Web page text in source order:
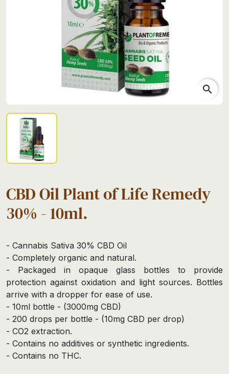
search
CBD Oil Plant of Life Remedy
30% - 10ml.
- Cannabis Sativa 30% CBD Oil
- Completely organic and natural.
- Packaged in opaque glass bottles to provide
protection against oxidation and light sources. Bottles
arrive with a dropper for ease of use.
- 10ml bottle - (3000mg CBD)
- 200 drops per bottle - (10mg CBD per drop)
- CO2 extraction.
- Contains no additives or synthetic ingredients.
- Contains no THC.